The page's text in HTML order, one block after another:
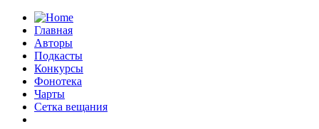
Главная
Авторы
Подкасты
Конкурсы
Фонотека
Чарты
Сетка вещания